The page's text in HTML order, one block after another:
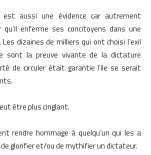
est aussi une évidence car autrement
qu’il enferme ses concitoyens dans une
dizaines de milliers qui ont choisi l’exil
sont la preuve vivante de la dictature
de circuler était garantie l’ile se serait
être plus cinglant.
rendre hommage à quelqu’un qui les a
glorifier et/ou de mythifier un dictateur.